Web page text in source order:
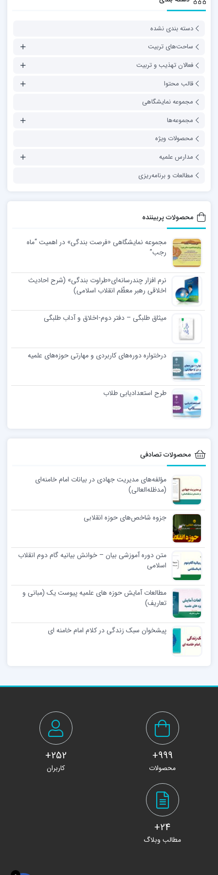
دسته بندی نشده
ساحت‌های تربیت
فعالان تهذیب و تربیت
قالب محتوا
مجموعه نمایشگاهی
مجموعه‌ها
محصولات ویژه
مدارس علمیه
مطالعات و برنامه‌ریزی
محصولات پربیننده
مجموعه نمایشگاهی «فرصت بندگی» در اهمیت “ماه
رجب”
نرم افزار چندرسانه‌ای«طراوت بندگی» (شرح احادیث
اخلاقی رهبر معظّم انقلاب اسلامی)
میثاق طلبگی – دفتر دوم-اخلاق و آداب طلبگی
درختواره دوره‌های کاربردی و مهارتی حوزه‌های علمیه
طرح استعدادیابی طلاب
محصولات تصادفی
مؤلفه‌های مدیریت جهادی در بیانات امام خامنه‌ای
(مدظله‌العالی)
جزوه شاخص‌های حوزه انقلابی
متن دوره آموزشی بیان – خوانش بیانیه گام دوم انقلاب
اسلامی
مطالعات آمایش حوزه های علمیه پیوست یک (مبانی و
تعاریف)
پیشخوان سبک زندگی در کلام امام خامنه ای
999+
محصولات
252+
کاربران
24+
مطالب وبلاگ